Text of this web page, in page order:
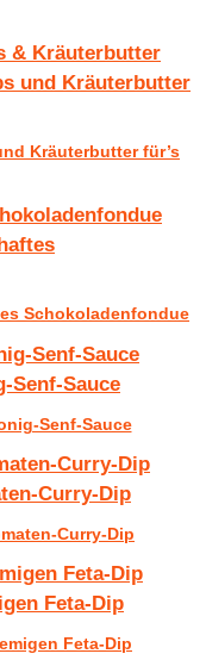
und Kräuterbutter
Kräuterbutter für’s
Schokoladenfondue
Senf-Sauce
Senf-Sauce
Curry-Dip
Curry-Dip
Feta-Dip
Feta-Dip